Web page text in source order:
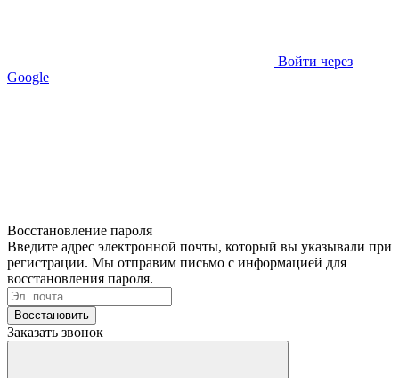
Войти через
Google
Восстановление пароля
Введите адрес электронной почты, который вы указывали при
регистрации. Мы отправим письмо с информацией для
восстановления пароля.
Восстановить
Заказать звонок